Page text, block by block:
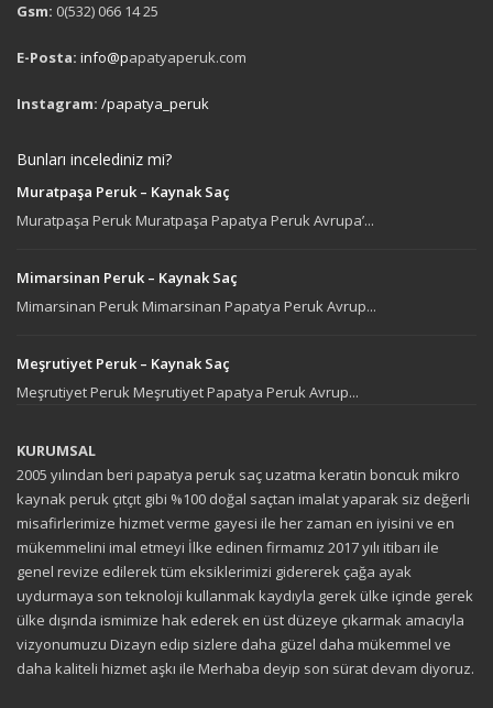
Gsm: 0(532) 066 14 25
E-Posta: info@papatyaperuk.com
Instagram: /papatya_peruk
Bunları incelediniz mi?
Muratpaşa Peruk – Kaynak Saç
Muratpaşa Peruk Muratpaşa Papatya Peruk Avrupa’...
Mimarsinan Peruk – Kaynak Saç
Mimarsinan Peruk Mimarsinan Papatya Peruk Avrup...
Meşrutiyet Peruk – Kaynak Saç
Meşrutiyet Peruk Meşrutiyet Papatya Peruk Avrup...
KURUMSAL
2005 yılından beri papatya peruk saç uzatma keratin boncuk mikro
kaynak peruk çıtçıt gibi %100 doğal saçtan imalat yaparak siz değerli
misafirlerimize hizmet verme gayesi ile her zaman en iyisini ve en
mükemmelini imal etmeyi İlke edinen firmamız 2017 yılı itibarı ile
genel revize edilerek tüm eksiklerimizi gidererek çağa ayak
uydurmaya son teknoloji kullanmak kaydıyla gerek ülke içinde gerek
ülke dışında ismimize hak ederek en üst düzeye çıkarmak amacıyla
vizyonumuzu Dizayn edip sizlere daha güzel daha mükemmel ve
daha kaliteli hizmet aşkı ile Merhaba deyip son sürat devam diyoruz.